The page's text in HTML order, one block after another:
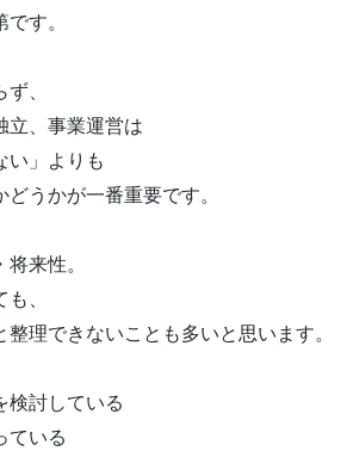
す。
、
立、事業運営は
い」よりも
うかが一番重要です。
来性。
、
理できないことも多いと思います。
検討している
ている